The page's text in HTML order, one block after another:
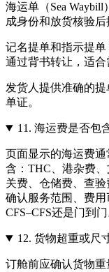
海运单（Sea
成身份和放货核验后
记名提单和指示提
通过背书转让，适合
发货人提供准确的
单证。
11. 海运费是否包
页面显示的海运费
含：THC、港杂费
关费、仓储费、查
确认服务范围、费用
CFS–CFS还是门到门
12. 货物超重或尺
订舱前应确认货物重